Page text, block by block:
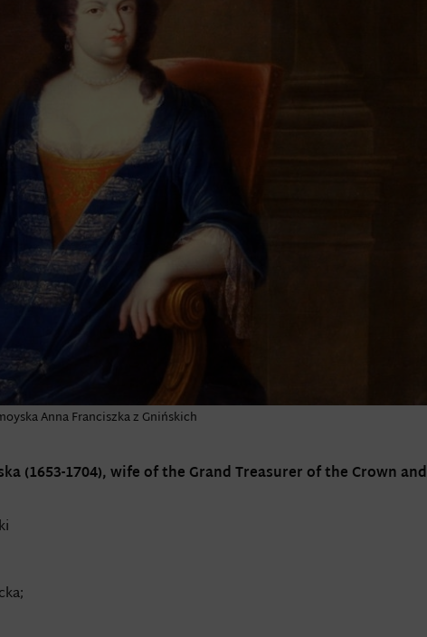
Anna Franciszka z Gnińskich
(1653-1704), wife of the Grand Treasurer of the Crown and